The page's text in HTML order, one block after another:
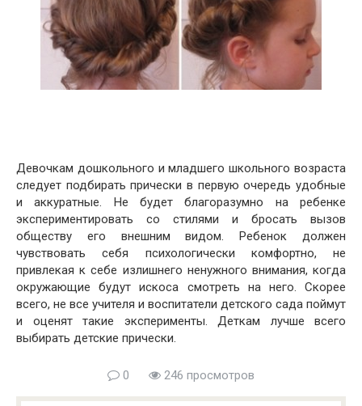
Девочкам дошкольного и младшего школьного возраста
следует подбирать прически в первую очередь удобные
и аккуратные. Не будет благоразумно на ребенке
экспериментировать со стилями и бросать вызов
обществу его внешним видом. Ребенок должен
чувствовать себя психологически комфортно, не
привлекая к себе излишнего ненужного внимания, когда
окружающие будут искоса смотреть на него. Скорее
всего, не все учителя и воспитатели детского сада поймут
и оценят такие эксперименты. Деткам лучше всего
выбирать детские прически.
0 246 просмотров